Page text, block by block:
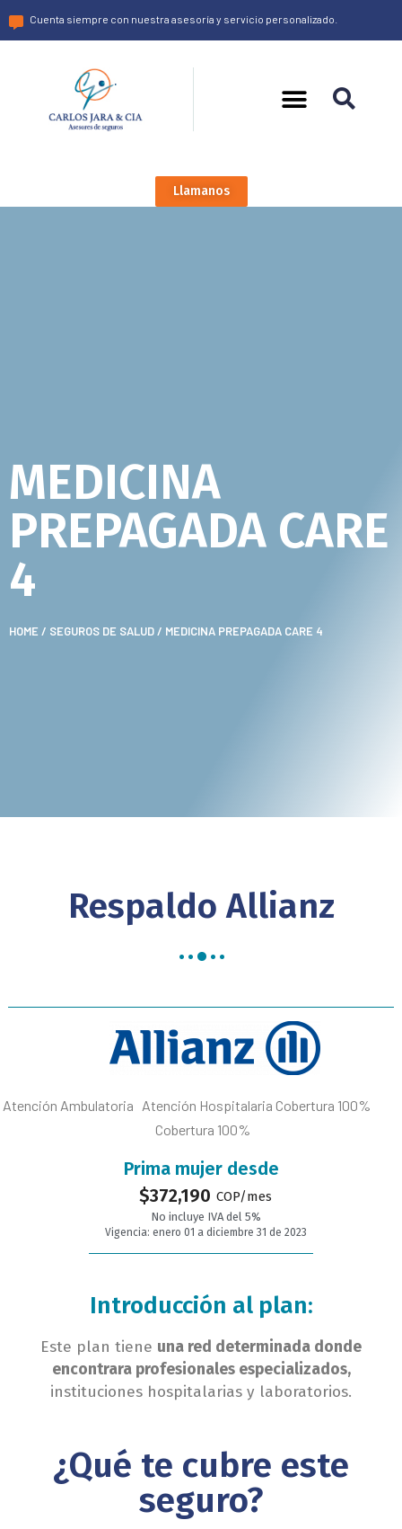
Cuenta siempre con nuestra asesoría y servicio personalizado.
Llamanos
MEDICINA
PREPAGADA CARE
4
HOME / SEGUROS DE SALUD / MEDICINA PREPAGADA CARE 4
Respaldo Allianz
Atención Ambulatoria Atención Hospitalaria Cobertura 100%
Cobertura 100%
Prima mujer desde
$372,190 COP/mes
No incluye IVA del 5%
Vigencia: enero 01 a diciembre 31 de 2023
Introducción al plan:
Este plan tiene una red determinada donde
encontrara profesionales especializados,
instituciones hospitalarias y laboratorios.
¿Qué te cubre este
seguro?